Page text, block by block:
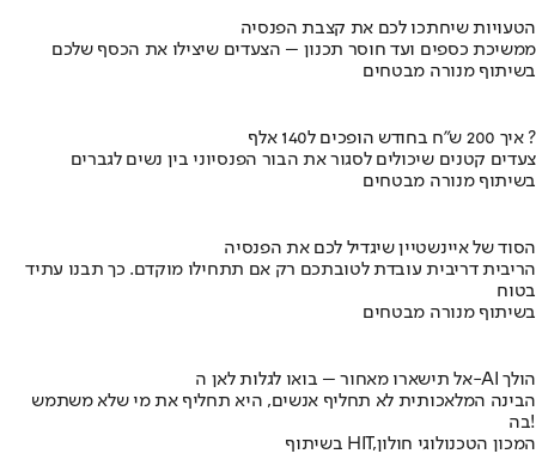
הטעויות שיחתכו לכם את קצבת הפנסיה
ממשיכת כספים ועד חוסר תכנון – הצעדים שיצילו את הכסף שלכם
בשיתוף מנורה מבטחים
איך 200 ש"ח בחודש הופכים ל140 אלף ?
צעדים קטנים שיכולים לסגור את הבור הפנסיוני בין נשים לגברים
בשיתוף מנורה מבטחים
הסוד של איינשטיין שיגדיל לכם את הפנסיה
הריבית דריבית עובדת לטובתכם רק אם תתחילו מוקדם. כך תבנו עתיד
בטוח
בשיתוף מנורה מבטחים
אל תישארו מאחור – בואו לגלות לאן ה-AI הולך
הבינה המלאכותית לא תחליף אנשים, היא תחליף את מי שלא משתמש
בה!
בשיתוף HIT,המכון הטכנולוגי חולון